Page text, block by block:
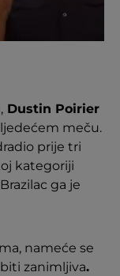
Dustin Poirier
meču.
prije tri
kategoriji
ga je
nameće se
zanimljiva.